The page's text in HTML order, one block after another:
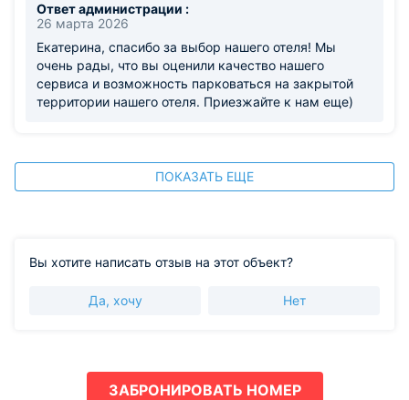
Ответ администрации :
26 марта 2026
Екатерина, спасибо за выбор нашего отеля! Мы
очень рады, что вы оценили качество нашего
сервиса и возможность парковаться на закрытой
территории нашего отеля. Приезжайте к нам еще)
ПОКАЗАТЬ ЕЩЕ
Вы хотите написать отзыв на этот объект?
Да, хочу Нет
ЗАБРОНИРОВАТЬ НОМЕР